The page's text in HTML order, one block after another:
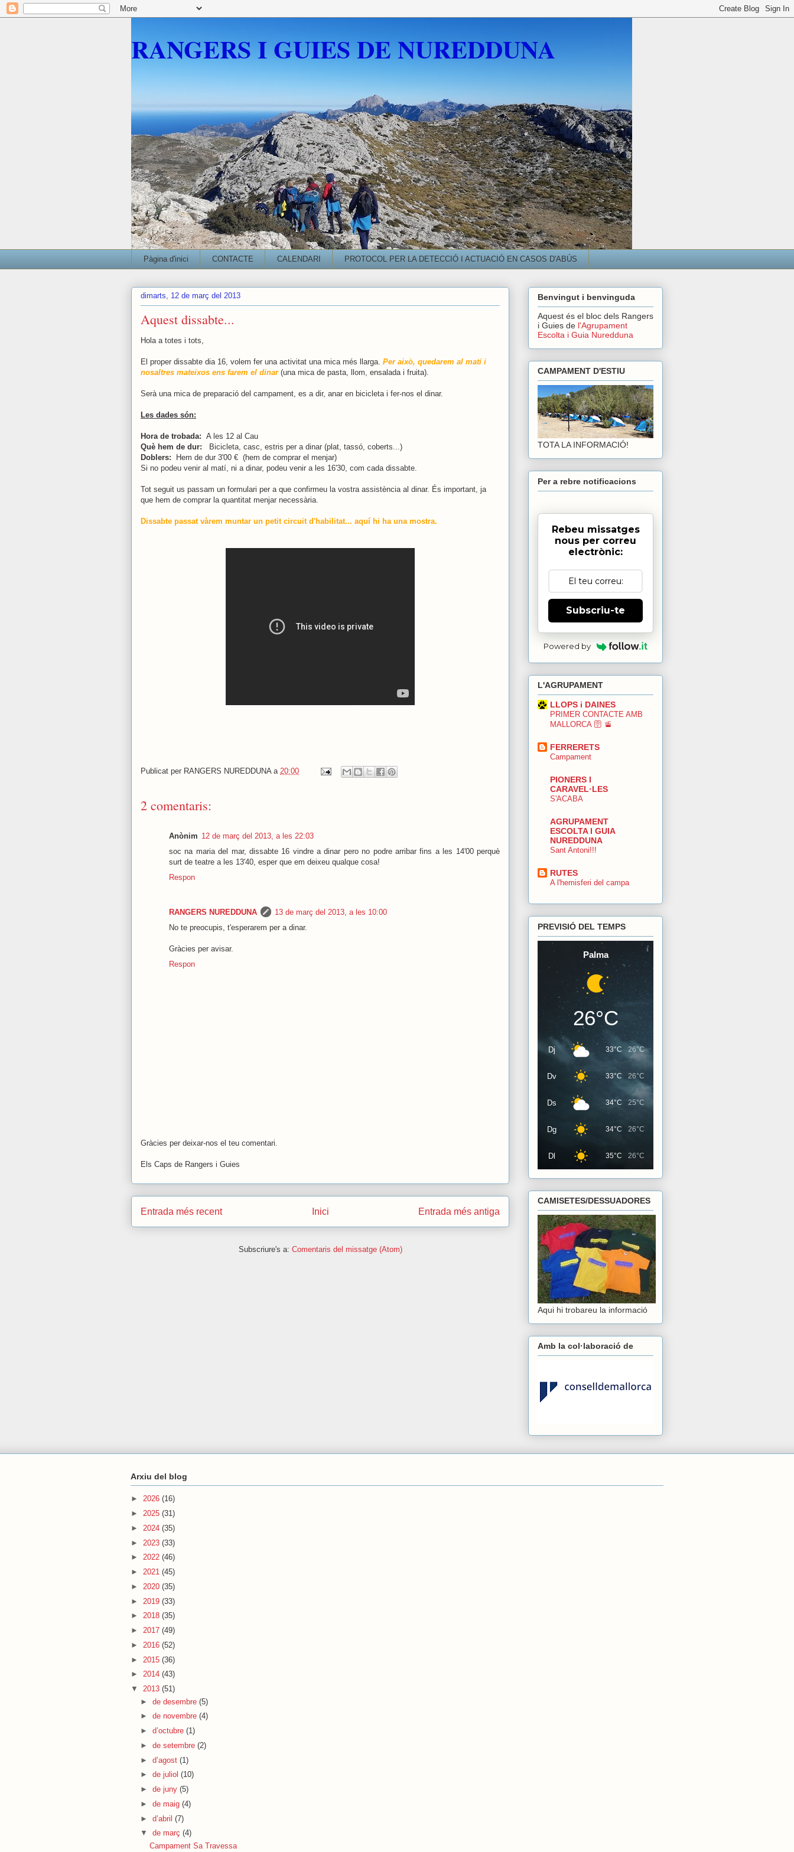
RANGERS I GUIES DE NUREDDUNA
Pàgina d'inici CONTACTE CALENDARI PROTOCOL PER LA DETECCIÓ I ACTUACIÓ EN CASOS D'ABÚS
dimarts, 12 de març del 2013
Aquest dissabte...
Hola a totes i tots,
El proper dissabte dia 16, volem fer una activitat una mica més llarga. Per això, quedarem al matí i
nosaltres mateixos ens farem el dinar(una mica de pasta, llom, ensalada i fruita).
Serà una mica de preparació del campament, es a dir, anar en bicicleta i fer-nos el dinar.
Les dades són:
Hora de trobada: A les 12 al Cau
Què hem de dur:
Bicicleta, casc, estris per a dinar (plat, tassó, coberts...)
Doblers: Hem de dur 3'00 € (hem de comprar el menjar)
Si no podeu venir al matí, ni a dinar, podeu venir a les 16'30, com cada dissabte.
Tot seguit us passam un formulari per a que confirmeu la vostra assistència al dinar. És important, ja
que hem de comprar la quantitat menjar necessària.
Dissabte passat vàrem muntar un petit circuit d'habilitat... aquí hi ha una mostra.
Publicat per RANGERS NUREDDUNA a 20:00
2 comentaris:
Anònim 12 de març del 2013, a les 22:03
soc na maria del mar, dissabte 16 vindre a dinar pero no podre arribar fins a les 14'00 perquè
surt de teatre a les 13'40, esper que em deixeu qualque cosa!
Respon
RANGERS NUREDDUNA
13 de març del 2013, a les 10:00
No te preocupis, t'esperarem per a dinar.
Gràcies per avisar.
Respon
Gràcies per deixar-nos el teu comentari.
Els Caps de Rangers i Guies
Entrada més recent Entrada més antiga
Inici
Subscriure's a: Comentaris del missatge (Atom)
Benvingut i benvinguda
Aquest és el bloc dels Rangers
i Guies de l'Agrupament
Escolta i Guia Nuredduna
CAMPAMENT D'ESTIU
TOTA LA INFORMACIÓ!
Per a rebre notificacions
Rebeu missatges
nous per correu
electrònic:
Subscriu-te
Powered by
L'AGRUPAMENT
LLOPS i DAINES
PRIMER CONTACTE AMB
MALLORCA 🛜 🚡
FERRERETS
Campament
PIONERS I
CARAVEL·LES
S'ACABA
AGRUPAMENT
ESCOLTA I GUIA
NUREDDUNA
Sant Antoni!!!
RUTES
A l'hemisferi del campa
PREVISIÓ DEL TEMPS
Palma
26°C
Dj 33°C 26°C
Dv 33°C 26°C
Ds 34°C 25°C
Dg 34°C 26°C
Dl 35°C 26°C
CAMISETES/DESSUADORES
Aqui hi trobareu la informació
Amb la col·laboració de
Arxiu del blog
► 2026 (16)
► 2025 (31)
► 2024 (35)
► 2023 (33)
► 2022 (46)
► 2021 (45)
► 2020 (35)
► 2019 (33)
► 2018 (35)
► 2017 (49)
► 2016 (52)
► 2015 (36)
► 2014 (43)
▼ 2013 (51)
► de desembre (5)
► de novembre (4)
► d’octubre (1)
► de setembre (2)
► d’agost (1)
► de juliol (10)
► de juny (5)
► de maig (4)
► d’abril (7)
▼ de març (4)
Campament Sa Travessa